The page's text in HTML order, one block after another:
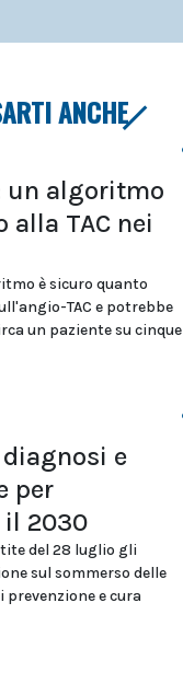
ANCHE
un algoritmo
TAC nei
è sicuro quanto
TAC e potrebbe
un paziente su cinque
e
per
il 2030
del 28 luglio gli
sul sommerso delle
e cura